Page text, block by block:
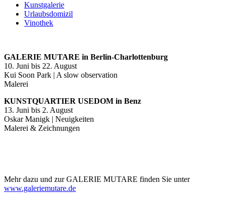
Kunstgalerie
Urlaubsdomizil
Vinothek
GALERIE MUTARE in Berlin-Charlottenburg
10. Juni bis 22. August
Kui Soon Park | A slow observation
Malerei
KUNSTQUARTIER USEDOM in Benz
13. Juni bis 2. August
Oskar Manigk | Neuigkeiten
Malerei & Zeichnungen
Mehr dazu und zur GALERIE MUTARE finden Sie unter
www.galeriemutare.de